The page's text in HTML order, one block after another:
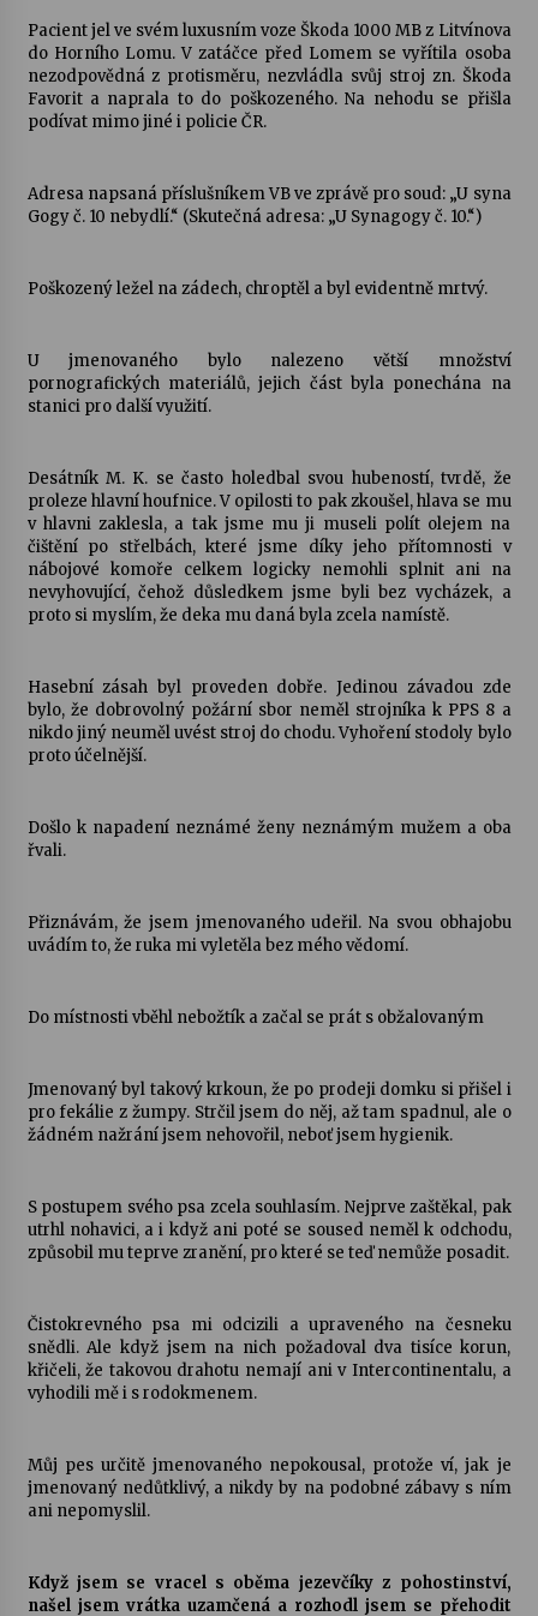
Pacient jel ve svém luxusním voze Škoda 1000 MB z Litvínova
do Horního Lomu. V zatáčce před Lomem se vyřítila osoba
nezodpovědná z protisměru, nezvládla svůj stroj zn. Škoda
Favorit a naprala to do poškozeného. Na nehodu se přišla
podívat mimo jiné i policie ČR.
Adresa napsaná příslušníkem VB ve zprávě pro soud: „U syna
Gogy č. 10 nebydlí.“ (Skutečná adresa: „U Synagogy č. 10.“)
Poškozený ležel na zádech, chroptěl a byl evidentně mrtvý.
U jmenovaného bylo nalezeno větší množství
pornografických materiálů, jejich část byla ponechána na
stanici pro další využití.
Desátník M. K. se často holedbal svou hubeností, tvrdě, že
proleze hlavní houfnice. V opilosti to pak zkoušel, hlava se mu
v hlavni zaklesla, a tak jsme mu ji museli polít olejem na
čištění po střelbách, které jsme díky jeho přítomnosti v
nábojové komoře celkem logicky nemohli splnit ani na
nevyhovující, čehož důsledkem jsme byli bez vycházek, a
proto si myslím, že deka mu daná byla zcela namístě.
Hasební zásah byl proveden dobře. Jedinou závadou zde
bylo, že dobrovolný požární sbor neměl strojníka k PPS 8 a
nikdo jiný neuměl uvést stroj do chodu. Vyhoření stodoly bylo
proto účelnější.
Došlo k napadení neznámé ženy neznámým mužem a oba
řvali.
Přiznávám, že jsem jmenovaného udeřil. Na svou obhajobu
uvádím to, že ruka mi vyletěla bez mého vědomí.
Do místnosti vběhl nebožtík a začal se prát s obžalovaným
Jmenovaný byl takový krkoun, že po prodeji domku si přišel i
pro fekálie z žumpy. Strčil jsem do něj, až tam spadnul, ale o
žádném nažrání jsem nehovořil, neboť jsem hygienik.
S postupem svého psa zcela souhlasím. Nejprve zaštěkal, pak
utrhl nohavici, a i když ani poté se soused neměl k odchodu,
způsobil mu teprve zranění, pro které se teď nemůže posadit.
Čistokrevného psa mi odcizili a upraveného na česneku
snědli. Ale když jsem na nich požadoval dva tisíce korun,
křičeli, že takovou drahotu nemají ani v Intercontinentalu, a
vyhodili mě i s rodokmenem.
Můj pes určitě jmenovaného nepokousal, protože ví, jak je
jmenovaný nedůtklivý, a nikdy by na podobné zábavy s ním
ani nepomyslil.
Když jsem se vracel s oběma jezevčíky z pohostinství,
našel jsem vrátka uzamčená a rozhodl jsem se přehodit